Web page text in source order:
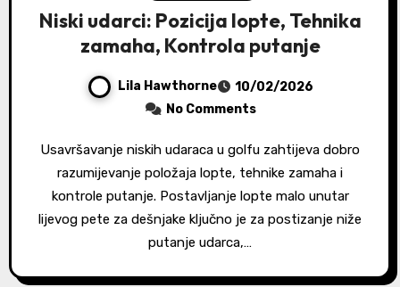
Niski udarci: Pozicija lopte, Tehnika
zamaha, Kontrola putanje
Lila Hawthorne
10/02/2026
No Comments
Usavršavanje niskih udaraca u golfu zahtijeva dobro
razumijevanje položaja lopte, tehnike zamaha i
kontrole putanje. Postavljanje lopte malo unutar
lijevog pete za dešnjake ključno je za postizanje niže
putanje udarca,…